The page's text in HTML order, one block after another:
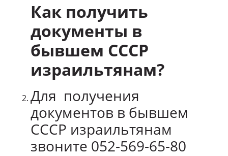
Как получить
документы в
бывшем СССР
израильтянам?
Для получения
документов в бывшем
СССР израильтянам
звоните 052-569-65-80